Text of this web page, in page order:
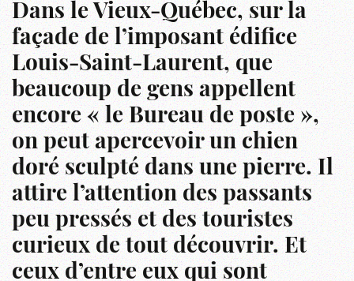
Dans le Vieux-Québec, sur la
façade de l’imposant édifice
Louis-Saint-Laurent, que
beaucoup de gens appellent
encore « le Bureau de poste »,
on peut apercevoir un chien
doré sculpté dans une pierre. Il
attire l’attention des passants
peu pressés et des touristes
curieux de tout découvrir. Et
ceux d’entre eux qui sont